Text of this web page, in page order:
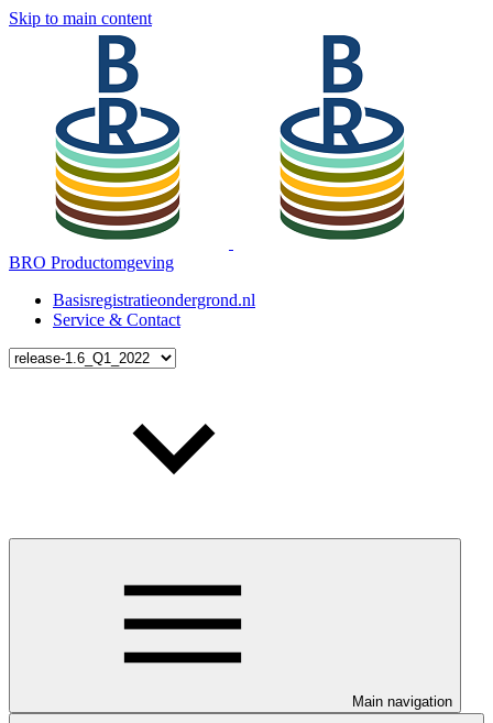
Skip to main content
BRO Productomgeving
Basisregistratieondergrond.nl
Service & Contact
Main navigation